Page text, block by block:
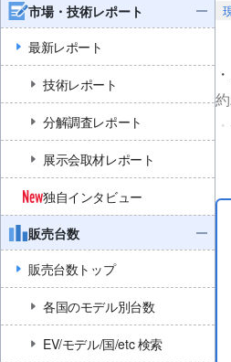
市場・技術レポート
最新レポート
技術レポート
分解調査レポート
展示会取材レポート
独自インタビュー
販売台数
販売台数トップ
各国のモデル別台数
EV/モデル/国/etc 検索